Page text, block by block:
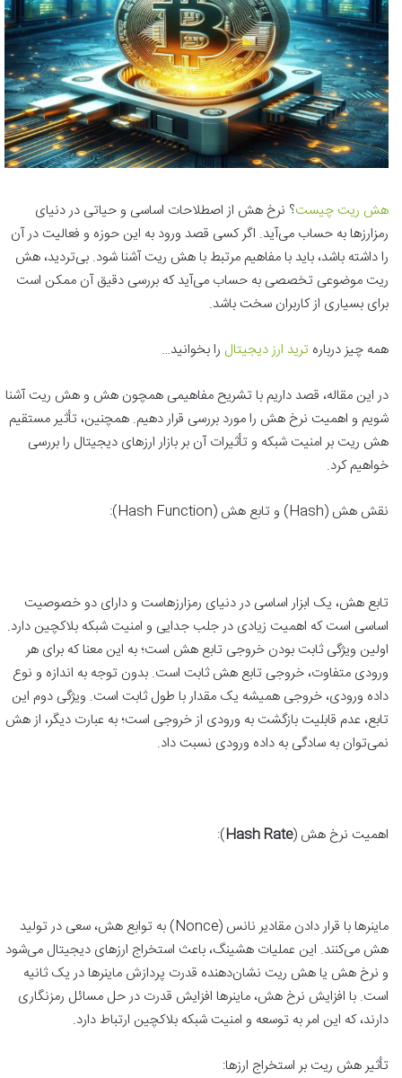
هش ریت چیست؟ نرخ هش از اصطلاحات اساسی و حیاتی در دنیای
رمزارزها به حساب می‌آید. اگر کسی قصد ورود به این حوزه و فعالیت در آن
را داشته باشد، باید با مفاهیم مرتبط با هش ریت آشنا شود. بی‌تردید، هش
ریت موضوعی تخصصی به حساب می‌آید که بررسی دقیق آن ممکن است
برای بسیاری از کاربران سخت باشد.
همه چیز درباره ترید ارزدیجیتال را بخوانید…
در این مقاله، قصد داریم با تشریح مفاهیمی همچون هش و هش ریت آشنا
شویم و اهمیت نرخ هش را مورد بررسی قرار دهیم. همچنین، تأثیر مستقیم
هش ریت بر امنیت شبکه و تأثیرات آن بر بازار ارزهای دیجیتال را بررسی
خواهیم کرد.
نقش هش (Hash) و تابع هش (Hash Function):
تابع هش، یک ابزار اساسی در دنیای رمزارزهاست و دارای دو خصوصیت
اساسی است که اهمیت زیادی در جلب جدایی و امنیت شبکه بلاکچین دارد.
اولین ویژگی ثابت بودن خروجی تابع هش است؛ به این معنا که برای هر
ورودی متفاوت، خروجی تابع هش ثابت است. بدون توجه به اندازه و نوع
داده ورودی، خروجی همیشه یک مقدار با طول ثابت است. ویژگی دوم این
تابع، عدم قابلیت بازگشت به ورودی از خروجی است؛ به عبارت دیگر، از هش
نمی‌توان به سادگی به داده ورودی نسبت داد.
اهمیت نرخ هش (Hash Rate
):
ماینرها با قرار دادن مقادیر نانس (Nonce) به توابع هش، سعی در تولید
هش می‌کنند. این عملیات هشینگ، باعث استخراج ارزهای دیجیتال می‌شود
و نرخ هش یا هش ریت نشان‌دهنده قدرت پردازش ماینرها در یک ثانیه
است. با افزایش نرخ هش، ماینرها افزایش قدرت در حل مسائل رمزنگاری
دارند، که این امر به توسعه و امنیت شبکه بلاکچین ارتباط دارد.
تأثیر هش ریت بر استخراج ارزها: